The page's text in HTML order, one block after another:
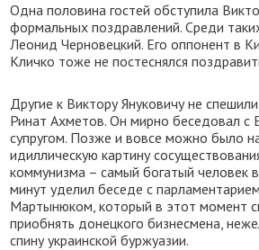
Одна половина гостей обступила
формальных поздравлений. Среди
Леонид Черновецкий. Его оппонент в
Кличко тоже не постеснялся
Другие к Виктору Януковичу не
Ринат Ахметов. Он мирно беседовал с
супругом. Позже и вовсе можно было
идиллическую картину
коммунизма – самый богатый человек
минут уделил беседе с
Мартынюком, который в этот момент
приобнять донецкого бизнесмена,
спину украинской буржуазии.